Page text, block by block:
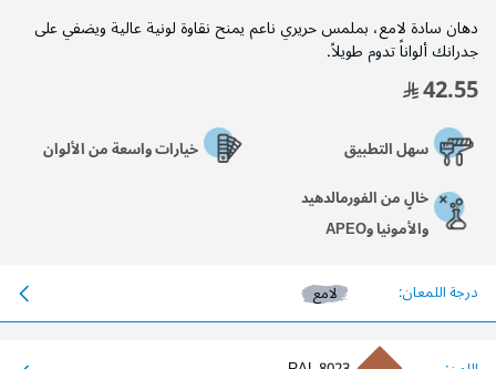
سهل التطبيق
خيارات واسعة من الألوان
خالٍ من الفورمالدهيد
الحجم والكمية: